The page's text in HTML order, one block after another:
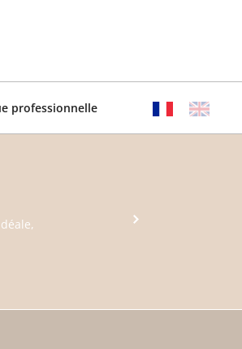
professionnelle
>